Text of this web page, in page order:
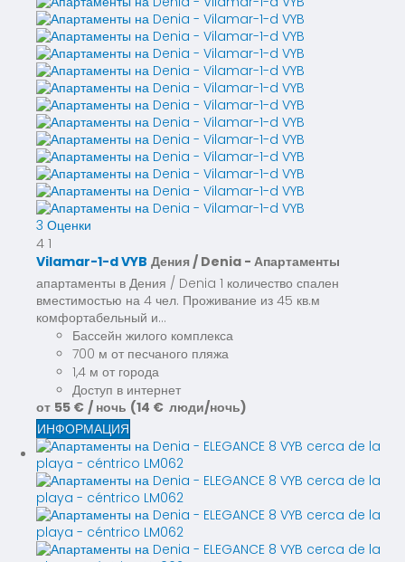
3 Оценки
4 1
Vilamar-1-d VYB Дения / Denia - Апартаменты
апартаменты в Дения / Denia 1 количество спален
вместимостью на 4 чел. Проживание из 45 кв.м
комфортабельный и...
Бассейн жилого комплекса
700 м от песчаного пляжа
1,4 м от города
Доступ в интернет
от 55 € / ночь (14 € люди/ночь)
ИНФОРМАЦИЯ